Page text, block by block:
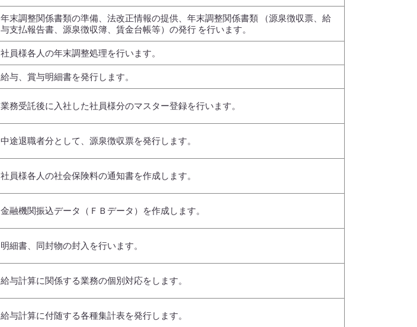
年末調整関係書類の準備、法改正情報の提供、年末調整関係書類 （源泉徴収票、給
与支払報告書、源泉徴収簿、賃金台帳等）の発行 を行います。
社員様各人の年末調整処理を行います。
給与、賞与明細書を発行します。
業務受託後に入社した社員様分のマスター登録を行います。
中途退職者分として、源泉徴収票を発行します。
社員様各人の社会保険料の通知書を作成します。
金融機関振込データ（ＦＢデータ）を作成します。
明細書、同封物の封入を行います。
給与計算に関係する業務の個別対応をします。
給与計算に付随する各種集計表を発行します。